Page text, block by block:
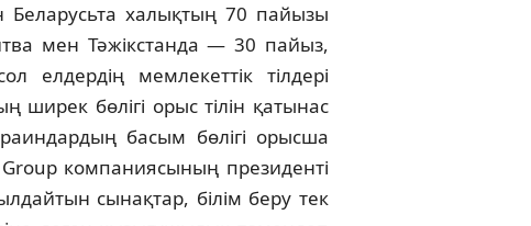
халықтың 70 пайызы
мен Тәжiкстанда — 30 пайыз,
елдердiң мемлекеттiк тiлдерi
ширек бөлiгi орыс тiлiн қатынас
басым бөлiгi орысша
компаниясының президентi
сынақтар, бiлiм беру тек